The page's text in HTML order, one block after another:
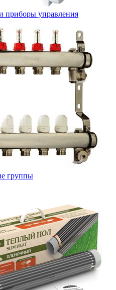
приборы управления
группы